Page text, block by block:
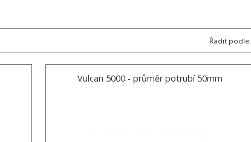
Řadit podle:
Vulcan 5000 - průměr potrubí 50mm